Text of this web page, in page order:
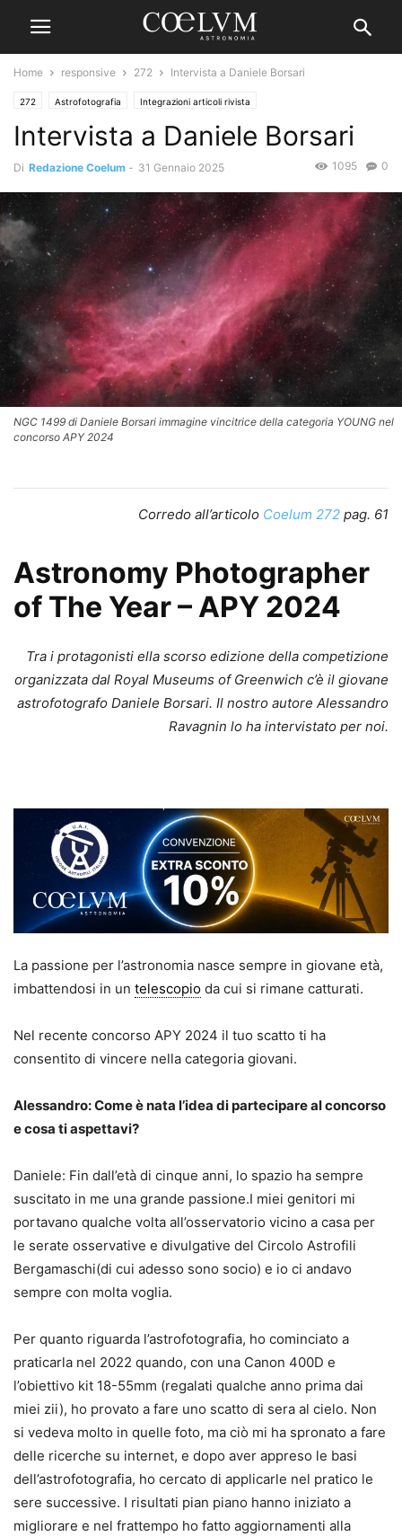
Home responsive 272 Intervista a Daniele Borsari
272 Astrofotografia Integrazioni articoli rivista
Intervista a Daniele Borsari
Di Redazione Coelum - 31 Gennaio 2025 0
1095
NGC 1499 di Daniele Borsari immagine vincitrice della categoria YOUNG nel
concorso APY 2024
Corredo all’articolo Coelum 272 pag. 61
Astronomy Photographer
of The Year – APY 2024
Tra i protagonisti ella scorso edizione della competizione
organizzata dal Royal Museums of Greenwich c’è il giovane
astrofotografo Daniele Borsari. Il nostro autore Alessandro
Ravagnin lo ha intervistato per noi.
La passione per l’astronomia nasce sempre in giovane età,
imbattendosi in un telescopio da cui si rimane catturati.
Nel recente concorso APY 2024 il tuo scatto ti ha
consentito di vincere nella categoria giovani.
Alessandro: Come è nata l’idea di partecipare al concorso
e cosa ti aspettavi?
Daniele: Fin dall’età di cinque anni, lo spazio ha sempre
suscitato in me una grande passione.I miei genitori mi
portavano qualche volta all’osservatorio vicino a casa per
le serate osservative e divulgative del Circolo Astrofili
Bergamaschi(di cui adesso sono socio) e io ci andavo
sempre con molta voglia.
Per quanto riguarda l’astrofotografia, ho cominciato a
praticarla nel 2022 quando, con una Canon 400D e
l’obiettivo kit 18-55mm (regalati qualche anno prima dai
miei zii), ho provato a fare uno scatto di sera al cielo. Non
si vedeva molto in quelle foto, ma ciò mi ha spronato a fare
delle ricerche su internet, e dopo aver appreso le basi
dell’astrofotografia, ho cercato di applicarle nel pratico le
sere successive. I risultati pian piano hanno iniziato a
migliorare e nel frattempo ho fatto aggiornamenti alla